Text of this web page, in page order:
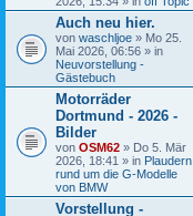
n
g
Auch neu hier.
von waschljoe » Mo 25.
Mai 2026, 06:56 » in
Neuvorstellung -
Gästebuch
Motorräder
Dortmund - 2026 -
Bilder
von OSM62 » Do 5. Mär
2026, 18:41 » in Plaudern
rund um die G-Modelle
von BMW
Vorstellung -